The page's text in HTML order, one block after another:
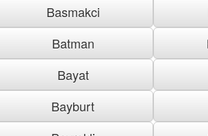
Basmakci
Batman
Bayat
Bayburt